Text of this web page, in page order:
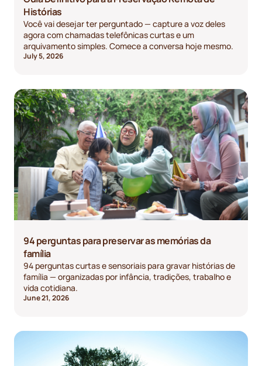
Histórias
Você vai desejar ter perguntado — capture a voz deles
agora com chamadas telefônicas curtas e um
arquivamento simples. Comece a conversa hoje mesmo.
July 5, 2026
94 perguntas para preservar as memórias da
família
94 perguntas curtas e sensoriais para gravar histórias de
família — organizadas por infância, tradições, trabalho e
vida cotidiana.
June 21, 2026